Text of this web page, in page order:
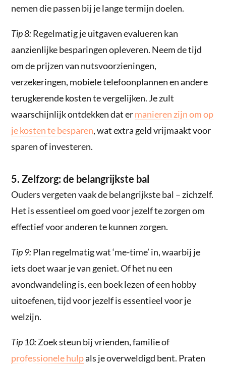
nemen die passen bij je lange termijn doelen.
Tip 8:Regelmatig je uitgaven evalueren kan
aanzienlijke besparingen opleveren. Neem de tijd
om de prijzen van nutsvoorzieningen,
verzekeringen, mobiele telefoonplannen en andere
terugkerende kosten te vergelijken. Je zult
waarschijnlijk ontdekken dat ermanieren zijn om op
je kosten te besparen, wat extra geld vrijmaakt voor
sparen of investeren.
5. Zelfzorg: de belangrijkste bal
Ouders vergeten vaak de belangrijkste bal – zichzelf.
Het is essentieel om goed voor jezelf te zorgen om
effectief voor anderen te kunnen zorgen.
Tip 9:Plan regelmatig wat ‘me-time’ in, waarbij je
iets doet waar je van geniet. Of het nu een
avondwandeling is, een boek lezen of een hobby
uitoefenen, tijd voor jezelf is essentieel voor je
welzijn.
Tip 10:Zoek steun bij vrienden, familie of
professionele hulpals je overweldigd bent. Praten